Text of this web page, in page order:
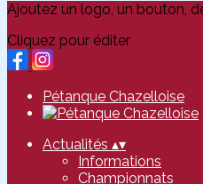
Ajoutez un logo, un bouton,
Cliquez pour éditer
Pétanque Chazelloise
Actualités ▴▾
Informations
Championnats